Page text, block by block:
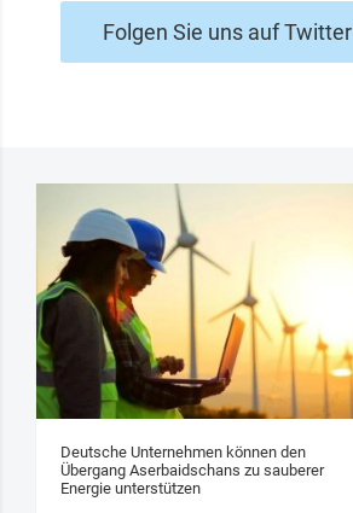
Folgen Sie uns auf Twitter
Deutsche Unternehmen können den
Übergang Aserbaidschans zu sauberer
Energie unterstützen